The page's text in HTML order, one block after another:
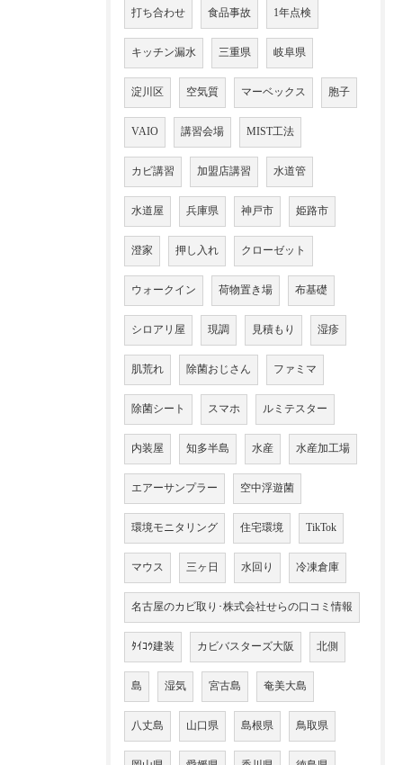
打ち合わせ 食品事故 1年点検
キッチン漏水 三重県 岐阜県
淀川区 空気質 マーベックス 胞子
VAIO 講習会場 MIST工法
カビ講習 加盟店講習 水道管
水道屋 兵庫県 神戸市 姫路市
澄家 押し入れ クローゼット
ウォークイン 荷物置き場 布基礎
シロアリ屋 現調 見積もり 湿疹
肌荒れ 除菌おじさん ファミマ
除菌シート スマホ ルミテスター
内装屋 知多半島 水産 水産加工場
エアーサンプラー 空中浮遊菌
環境モニタリング 住宅環境 TikTok
マウス 三ヶ日 水回り 冷凍倉庫
名古屋のカビ取り･株式会社せらの口コミ情報
ﾀｲｺｳ建装 カビバスターズ大阪 北側
島 湿気 宮古島 奄美大島
八丈島 山口県 島根県 鳥取県